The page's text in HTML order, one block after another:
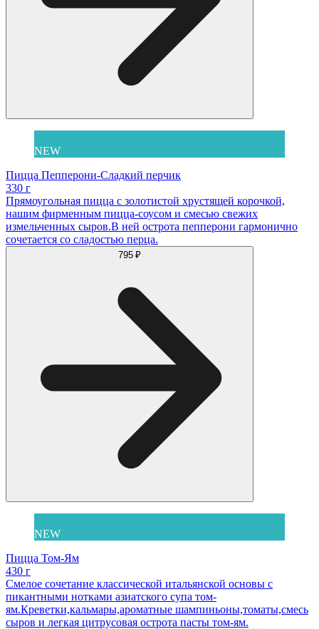
NEW
Пицца Пепперони-Сладкий перчик
330 г
Прямоугольная пицца с золотистой хрустящей корочкой,
нашим фирменным пицца-соусом и смесью свежих
измельченных сыров.В ней острота пепперони гармонично
сочетается со сладостью перца.
795 ₽
NEW
Пицца Том-Ям
430 г
Смелое сочетание классической итальянской основы с
пикантными нотками азиатского супа том-
ям.Креветки,кальмары,ароматные шампиньоны,томаты,смесь
сыров и легкая цитрусовая острота пасты том-ям.